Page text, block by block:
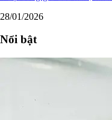
28/01/2026
Nổi bật